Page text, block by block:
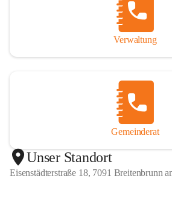
Verwaltung
Gemeinderat
Unser Standort
Eisenstädterstraße 18, 7091 Breitenbrunn